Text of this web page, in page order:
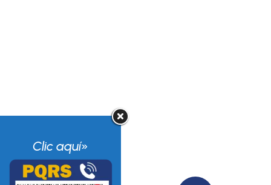
Clic aquí»